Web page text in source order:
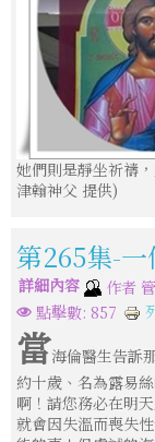
她們則是靜坐祈禱
津翰神父 提供)
第265集-
詳細內容 作者
點擊數: 857
當海倫醫生告訴
約十歲、名為露易
啊！請您務必在明
就會因失溫而喪失